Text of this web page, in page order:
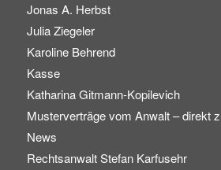
Jonas A. Herbst
Julia Ziegeler
Karoline Behrend
Kasse
Katharina Gitmann-Kopilevich
Musterverträge vom Anwalt – direkt
News
Rechtsanwalt Stefan Karfusehr